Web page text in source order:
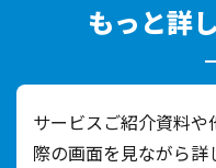
もっと詳
サービスご紹介資料
際の画面を見ながら詳